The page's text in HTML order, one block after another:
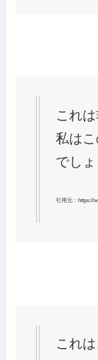
これ
私は
でしょ
引用元：https://
これ